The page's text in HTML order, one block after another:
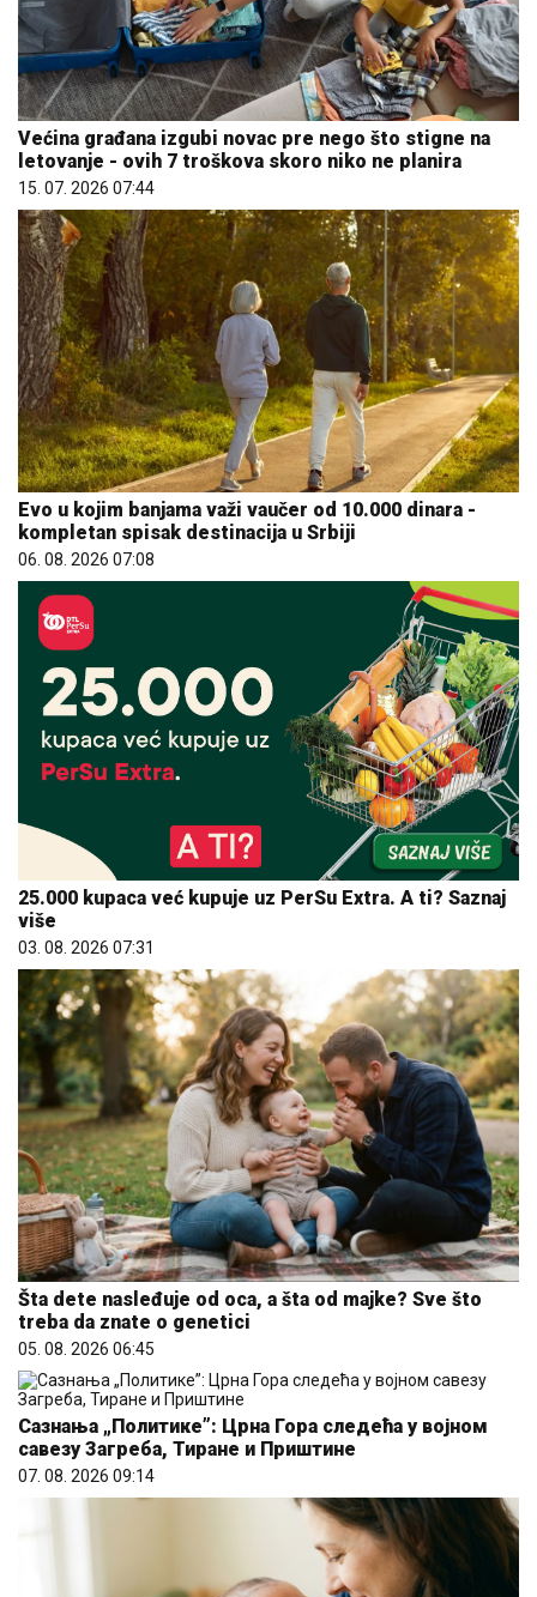
Većina građana izgubi novac pre nego što stigne na
letovanje - ovih 7 troškova skoro niko ne planira
15. 07. 2026 07:44
Evo u kojim banjama važi vaučer od 10.000 dinara -
kompletan spisak destinacija u Srbiji
06. 08. 2026 07:08
25.000 kupaca već kupuje uz PerSu Extra. A ti? Saznaj
više
03. 08. 2026 07:31
Šta dete nasleđuje od oca, a šta od majke? Sve što
treba da znate o genetici
05. 08. 2026 06:45
Сазнања „Политике”: Црна Гора следећа у војном
савезу Загреба, Тиране и Приштине
07. 08. 2026 09:14